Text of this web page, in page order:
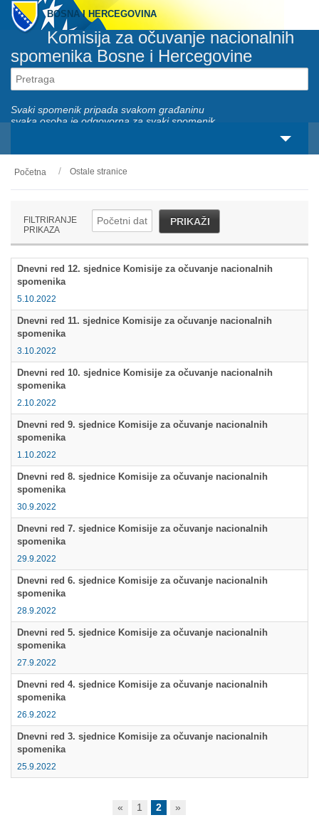
BOSNA I HERCEGOVINA
Komisija za očuvanje nacionalnih
spomenika Bosne i Hercegovine
Svaki spomenik pripada svakom građaninu
svaka osoba je odgovorna za svaki spomenik
O nama
Nacionalni spomenici
Servisi
Multimedija
Početna Ostale stranice
FILTRIRANJE
PRIKAZA
PRIKAŽI
Dnevni red 12. sjednice Komisije za očuvanje nacionalnih
spomenika
5.10.2022
Dnevni red 11. sjednice Komisije za očuvanje nacionalnih
spomenika
3.10.2022
Dnevni red 10. sjednice Komisije za očuvanje nacionalnih
spomenika
2.10.2022
Dnevni red 9. sjednice Komisije za očuvanje nacionalnih
spomenika
1.10.2022
Dnevni red 8. sjednice Komisije za očuvanje nacionalnih
spomenika
30.9.2022
Dnevni red 7. sjednice Komisije za očuvanje nacionalnih
spomenika
29.9.2022
Dnevni red 6. sjednice Komisije za očuvanje nacionalnih
spomenika
28.9.2022
Dnevni red 5. sjednice Komisije za očuvanje nacionalnih
spomenika
27.9.2022
Dnevni red 4. sjednice Komisije za očuvanje nacionalnih
spomenika
26.9.2022
Dnevni red 3. sjednice Komisije za očuvanje nacionalnih
spomenika
25.9.2022
« 1 2 »